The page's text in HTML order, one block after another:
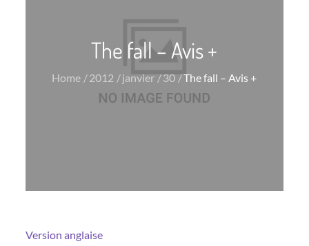
The fall – Avis +
Home 2012 janvier 30 The fall – Avis +
Version anglaise